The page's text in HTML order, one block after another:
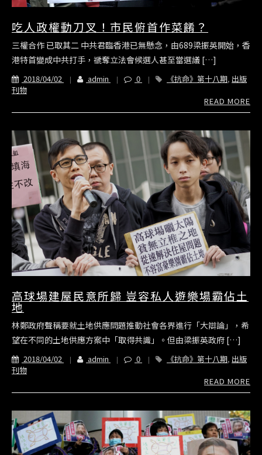
吃人政權動刀叉！市民俯首作菜餚？
三權合作 已取其二 中共君臨香港已無懸念，由689梁振英開始，香
港特首變成中共打手，禠奪立法會候選人甚至當選議 […]
2018/04/02 admin 0 《抗命》第十八期, 出版
刊物
READ MORE
高球場建屋民意所歸 豈容私人遊樂場霸佔土
地
林鄭政府聲稱要就土地供應問題推動社會各界進行「大辯論」，希
望在不同的土地供應方案中「取得共識」。但由梁振英政府 […]
2018/04/02 admin 0 《抗命》第十八期, 出版
刊物
READ MORE